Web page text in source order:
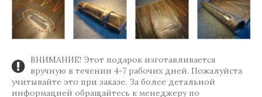
ВНИМАНИЕ! Этот подарок изготавливается
вручную в течении 4-7 рабочих дней. Пожалуйста
учитывайте это при заказе. За более детальной
информацией обращайтесь к менеджеру по